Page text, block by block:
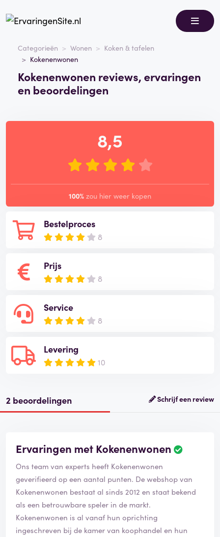
Categorieën Wonen
Koken & tafelen
Kokenenwonen
Kokenenwonen reviews, ervaringen
en beoordelingen
Bestelproces
8
Prijs
8
Service
8
Levering
10
8,5
100% zou hier weer kopen
2 beoordelingen Schrijf een review
Ervaringen met Kokenenwonen
Ons team van experts heeft Kokenenwonen
geverifieerd op een aantal punten. De webshop van
Kokenenwonen bestaat al sinds 2012 en staat bekend
als een betrouwbare speler in de markt.
Kokenenwonen is al vanaf hun oprichting
ingeschreven bij de kamer van koophandel en hun